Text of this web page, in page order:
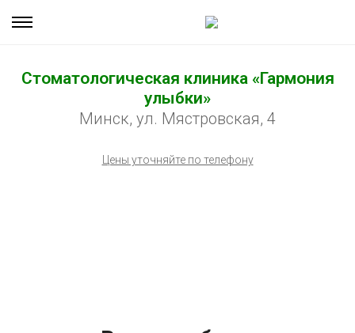
Стоматологическая клиника «Гармония
улыбки»
Минск, ул. Мястровская, 4
Цены уточняйте по телефону